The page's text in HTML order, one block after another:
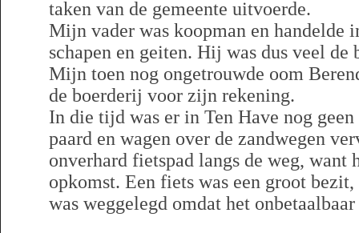
taken van de gemeente uitvoerde.
Mijn vader was koopman en handelde
schapen en geiten. Hij was dus veel de
Mijn toen nog ongetrouwde oom
de boerderij voor zijn rekening.
In die tijd was er in Ten Have nog
paard en wagen over de zandwegen
onverhard fietspad langs de weg,
opkomst. Een fiets was een groot
was weggelegd omdat het onbetaalbaar